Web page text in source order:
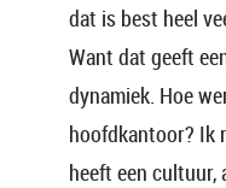
dat is best heel
Want dat geeft
dynamiek. Hoe
hoofdkantoor? Ik
heeft een cultuur,